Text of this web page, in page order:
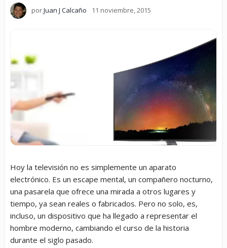
porJuan J Calcaño 11 noviembre, 2015
Hoy la televisión no es simplemente un aparato
electrónico. Es un escape mental, un compañero nocturno,
una pasarela que ofrece una mirada a otros lugares y
tiempo, ya sean reales o fabricados. Pero no solo, es,
incluso, un dispositivo que ha llegado a representar el
hombre moderno, cambiando el curso de la historia
durante el siglo pasado.